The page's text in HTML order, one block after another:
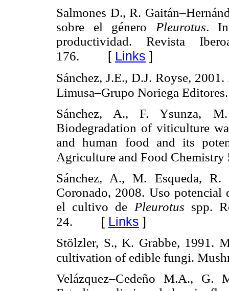
Salmones D., R.
sobre el género Pleurotus.
productividad. Revista
176. [ Links ]
Sánchez, J.E., D.J. Royse,
Limusa–Grupo Noriega
Sánchez, A., F. Ysunza,
Biodegradation of viticulture
and human food and its
Agriculture and Food Chemistry
Sánchez, A., M. Esqueda,
Coronado, 2008. Uso potencial
el cultivo de Pleurotus spp.
24. [ Links ]
Stölzler, S., K. Grabbe, 1991.
cultivation of edible fungi.
Velázquez–Cedeño M.A., G.